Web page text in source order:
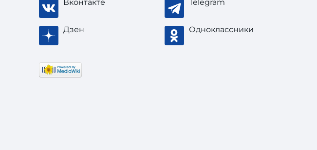
Вконтакте Telegram
Дзен Одноклассники